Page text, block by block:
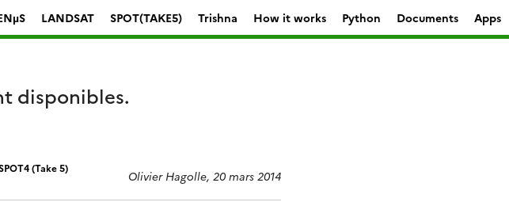
LANDSAT SPOT(TAKE5) Trishna How it works Python Documents Apps
disponibles.
(Take 5)
Olivier Hagolle, 20 mars 2014